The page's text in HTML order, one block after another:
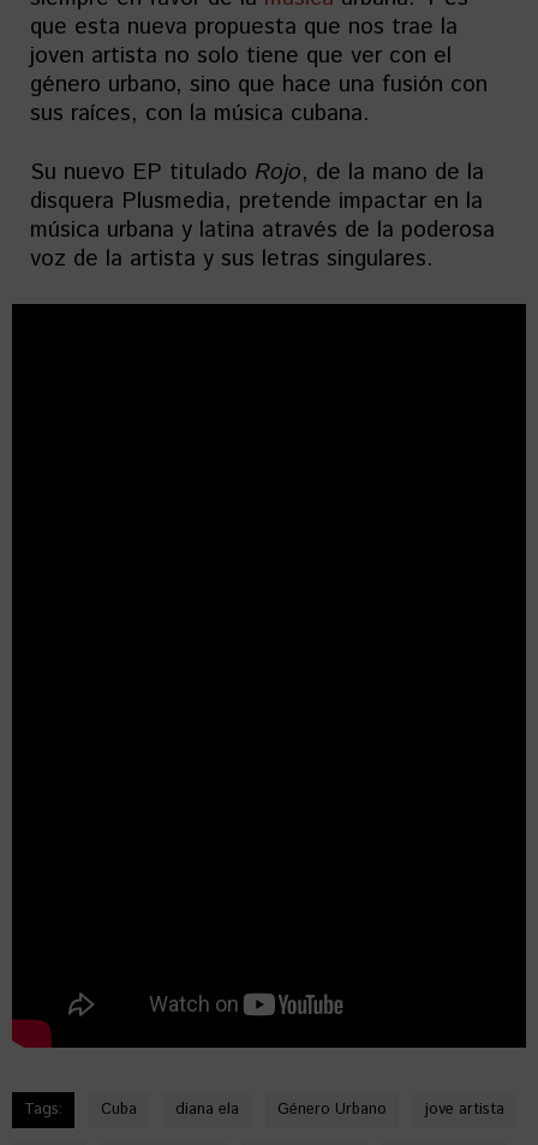
que esta nueva propuesta que nos trae la
joven artista no solo tiene que ver con el
género urbano, sino que hace una fusión con
sus raíces, con la música cubana.
Su nuevo EP titulado Rojo, de la mano de la
disquera Plusmedia, pretende impactar en la
música urbana y latina através de la poderosa
voz de la artista y sus letras singulares.
Tags: Cuba diana ela Género Urbano jove artista